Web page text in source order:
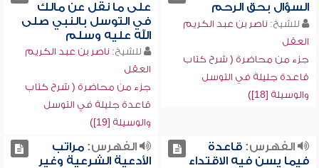
السؤال بحق الرحم
للشيخ: ناصر بن عبد الكريم
العقل
جزء من محاضرة ( شرح كتاب
قاعدة جليلة في التوسل
والوسيلة [18])
على ما نقل عن مالك
في التوسل بالنبي صلى
الله عليه وسلم
للشيخ: ناصر بن عبد الكريم
العقل
جزء من محاضرة ( شرح كتاب
قاعدة جليلة في التوسل
والوسيلة [19])
الفهرس:قاعدة
فيما يسن فيه الاقتداء
الفهرس:مراتب
الأدعية الشرعية وغير